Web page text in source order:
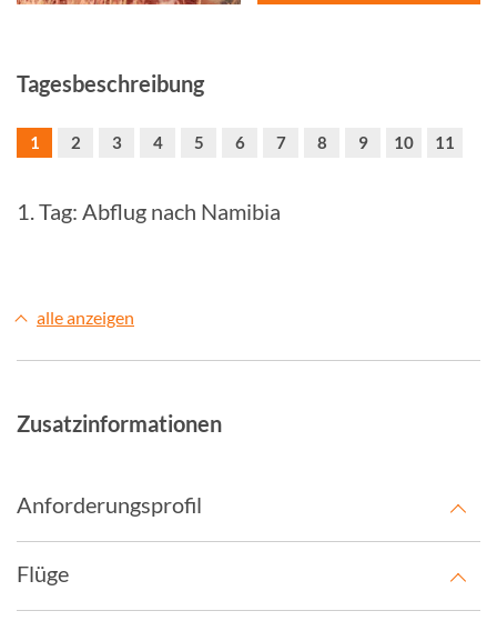
Tagesbeschreibung
1 2 3 4 5 6 7 8 9 10 11
1. Tag: Abflug nach Namibia
alle anzeigen
Zusatzinformationen
Anforderungsprofil
Flüge